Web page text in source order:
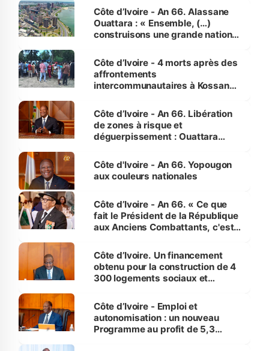
enfants
Côte d’Ivoire - An 66. Alassane
Ouattara : « Ensemble, (…)
construisons une grande nation
générations futures »
Côte d’Ivoire - 4 morts après des
affrontements
intercommunautaires à Kossandji
milieu des sinistrés
Côte d’Ivoire - An 66. Libération
de zones à risque et
déguerpissement : Ouattara
l'Etat de droit pour préserver les
vies humaines »
Côte d'Ivoire - An 66. Yopougon
aux couleurs nationales
Côte d’Ivoire - An 66. « Ce que
fait le Président de la République
aux Anciens Combattants, c'est
Côte d’Ivoire. Un financement
obtenu pour la construction de 4
300 logements sociaux et
et Yamoussoukro
Côte d’Ivoire - Emploi et
autonomisation : un nouveau
Programme au profit de 5,3